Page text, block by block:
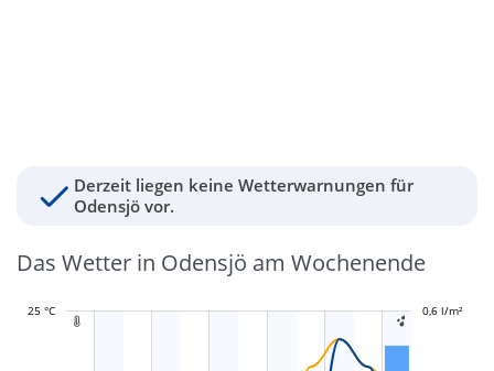
Derzeit liegen keine Wetterwarnungen für
Odensjö vor.
Das Wetter in Odensjö am Wochenende
 
25 °C -0,2 l/m²
-0,1 l/m²
0,1 l/m²
0,3 l/m²
0,8 l/m²
0,6 l/m²
-0,4 l/m²